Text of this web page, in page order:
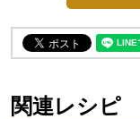
関連レシピ